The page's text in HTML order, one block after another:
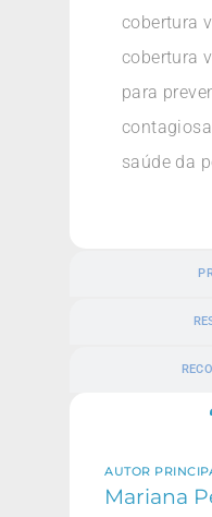
cobertura
cobertura
para
saúde da
AUTOR
Mariana